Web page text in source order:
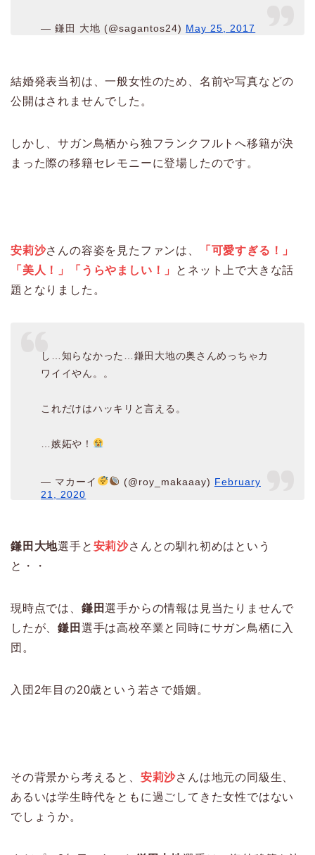
— 鎌田 大地 (@sagantos24) May 25, 2017
結婚発表当初は、一般女性のため、名前や写真などの
公開はされませんでした。
しかし、サガン鳥栖から独フランクフルトへ移籍が決
まった際の移籍セレモニーに登場したのです。
安莉沙さんの容姿を見たファンは、
「可愛すぎる！」
「美人！」「うらやましい！」
とネット上で大きな話
題となりました。
し…知らなかった…鎌田大地の奥さんめっちゃカ
ワイイやん。。
これだけはハッキリと言える。
…嫉妬や！
— マカーイ (@roy_makaaay) February
21, 2020
鎌田大地選手と 安莉沙さんとの馴れ初めはという
と・・
現時点では、 鎌田選手からの情報は見当たりませんで
したが、鎌田 選手は高校卒業と同時にサガン鳥栖に入
団。
入団2年目の20歳という若さで婚姻。
その背景から考えると、 安莉沙さんは地元の同級生、
あるいは学生時代をともに過ごしてきた女性ではない
でしょうか。